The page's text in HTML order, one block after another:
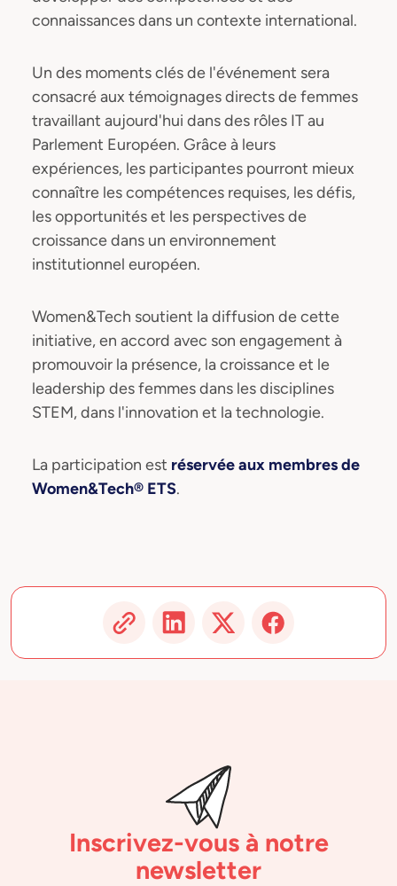
connaissances dans un contexte international.
Un des moments clés de l'événement sera
consacré aux témoignages directs de femmes
travaillant aujourd'hui dans des rôles IT au
Parlement Européen. Grâce à leurs
expériences, les participantes pourront mieux
connaître les compétences requises, les défis,
les opportunités et les perspectives de
croissance dans un environnement
institutionnel européen.
Women&Tech soutient la diffusion de cette
initiative, en accord avec son engagement à
promouvoir la présence, la croissance et le
leadership des femmes dans les disciplines
STEM, dans l'innovation et la technologie.
La participation est réservée aux membres de
Women&Tech® ETS.
Inscrivez-vous à notre
newsletter